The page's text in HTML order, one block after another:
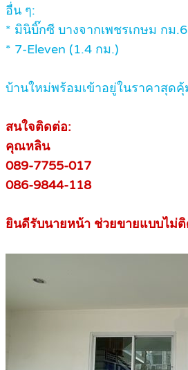
อื่น ๆ:
* มินิบิ๊กซี บางจากเพชรเกษม กม
* 7-Eleven (1.4 กม.)
บ้านใหม่พร้อมเข้าอยู่ในราคาสุดคุ้
สนใจติดต่อ:
คุณหลิน
089-7755-017
086-9844-118
ยินดีรับนายหน้า ช่วยขายแบบไม่